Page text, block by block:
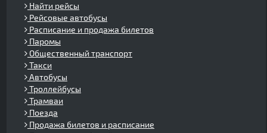
Найти рейсы
Рейсовые автобусы
Расписание и продажа билетов
Паромы
Общественный транспорт
Такси
Автобусы
Троллейбусы
Трамваи
Поезда
Продажа билетов и расписание